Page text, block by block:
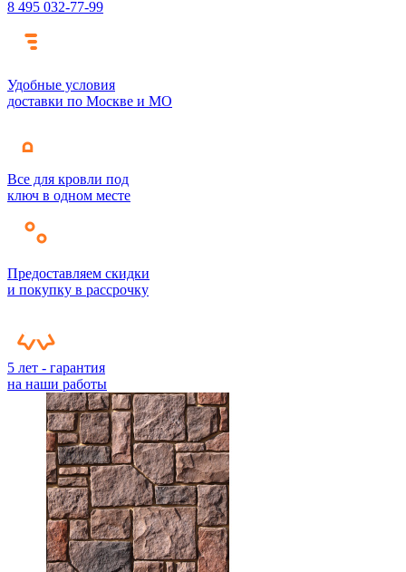
8 495 032-77-99
Удобные условия
доставки по Москве и МО
Все для кровли под
ключ в одном месте
Предоставляем скидки
и покупку в рассрочку
5 лет - гарантия
на наши работы